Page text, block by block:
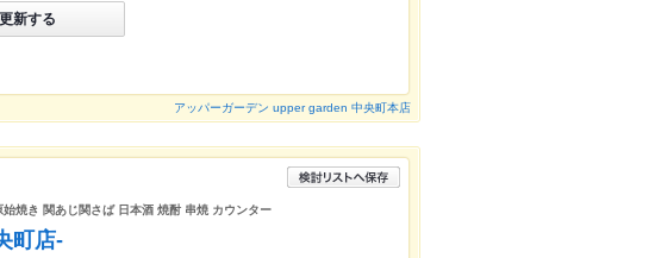
新する
アッパーガーデン upper garden 中央町本店
焼き 関あじ関さば 日本酒 焼酎 串焼 カウンター
町店-